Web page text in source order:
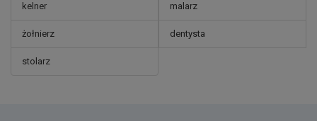
kelner malarz
żołnierz dentysta
stolarz